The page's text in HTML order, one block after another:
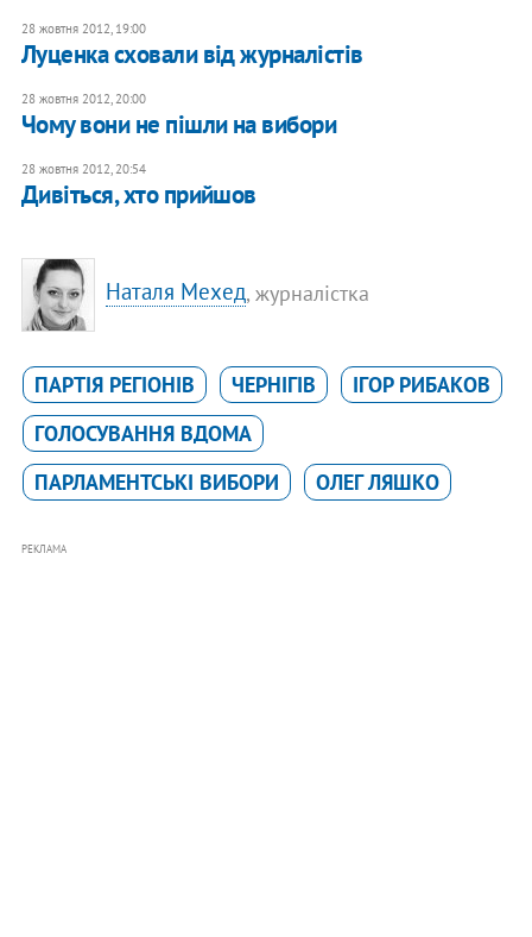
28 жовтня 2012, 19:00
Луценка сховали від журналістів
28 жовтня 2012, 20:00
Чому вони не пішли на вибори
28 жовтня 2012, 20:54
Дивіться, хто прийшов
Наталя Мехед, журналістка
ПАРТІЯ РЕГІОНІВ ЧЕРНІГІВ
ІГОР РИБАКОВ
ГОЛОСУВАННЯ ВДОМА
ПАРЛАМЕНТСЬКІ ВИБОРИ
ОЛЕГ ЛЯШКО
РЕКЛАМА